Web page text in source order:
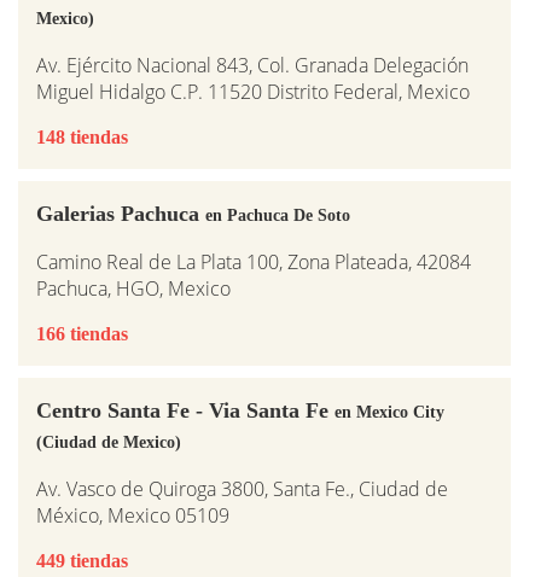
Mexico)
Av. Ejército Nacional 843, Col. Granada Delegación
Miguel Hidalgo C.P. 11520 Distrito Federal, Mexico
148 tiendas
Galerias Pachuca en Pachuca De Soto
Camino Real de La Plata 100, Zona Plateada, 42084
Pachuca, HGO, Mexico
166 tiendas
Centro Santa Fe - Via Santa Fe en Mexico City
(Ciudad de Mexico)
Av. Vasco de Quiroga 3800, Santa Fe., Ciudad de
México, Mexico 05109
449 tiendas